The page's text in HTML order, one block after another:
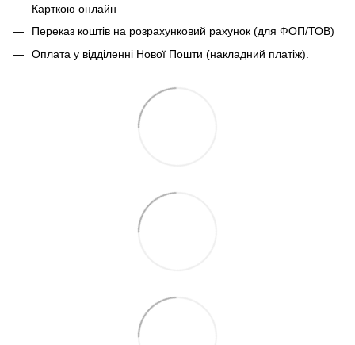
Карткою онлайн
Переказ коштів на розрахунковий рахунок (для ФОП/ТОВ)
Оплата у відділенні Нової Пошти (накладний платіж).